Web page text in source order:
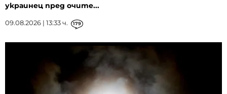
украинец пред очите...
09.08.2026 | 13:33 ч. 179